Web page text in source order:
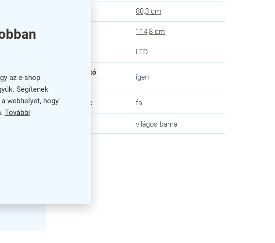
az e-shop
Segítenek
webhelyet, hogy
További
biztosít,
fa
80,3 cm
114,8 cm
LTD
Összecsukható
igen
A váz anyaga : fa
világos barna